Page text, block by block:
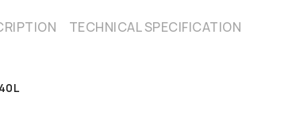
TECHNICAL SPECIFICATION